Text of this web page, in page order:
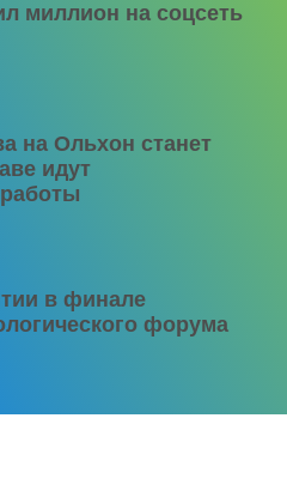
миллион на соцсеть
на Ольхон станет
идут
в финале
форума